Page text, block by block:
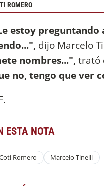
ROMERO
estoy preguntando
dijo Marcelo
nombres...",trató
no, tengo que ver
ESTA NOTA
Coti Romero Marcelo Tinelli